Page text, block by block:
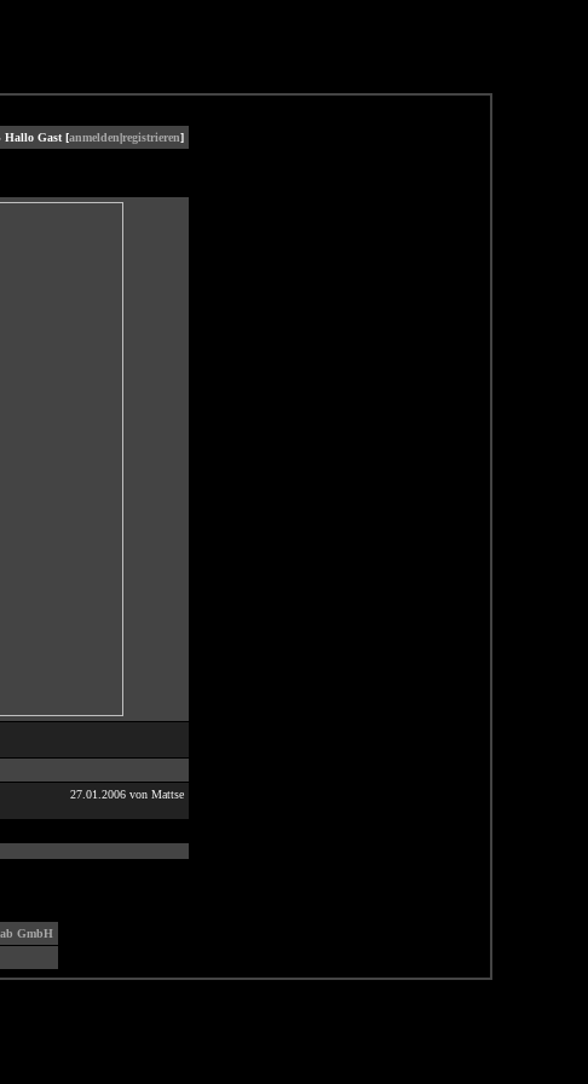
Hallo Gast [anmelden|registrieren]
27.01.2006 von Mattse
GmbH